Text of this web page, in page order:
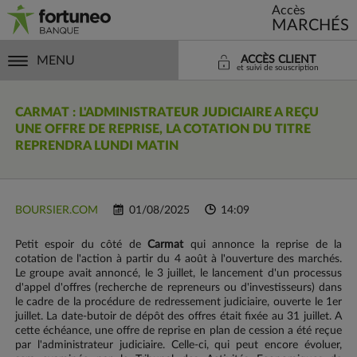
Accès
MARCHÉS
MENU ACCÈS CLIENT
et suivi de souscription
CARMAT : L'ADMINISTRATEUR JUDICIAIRE A REÇU
UNE OFFRE DE REPRISE, LA COTATION DU TITRE
REPRENDRA LUNDI MATIN
BOURSIER.COM 01/08/2025 14:09
Petit espoir du côté deCarmatqui annonce la reprise de la
cotation de l'action à partir du 4 août à l'ouverture des marchés.
Le groupe avait annoncé, le 3 juillet, le lancement d'un processus
d'appel d'offres (recherche de repreneurs ou d'investisseurs) dans
le cadre de la procédure de redressement judiciaire, ouverte le 1er
juillet. La date-butoir de dépôt des offres était fixée au 31 juillet. A
cette échéance, une offre de reprise en plan de cession a été reçue
par l'administrateur judiciaire. Celle-ci, qui peut encore évoluer,